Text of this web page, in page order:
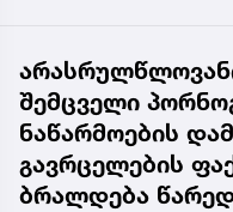
შემცველი
ნაწარმოების
გავრცელების
ბრალდება